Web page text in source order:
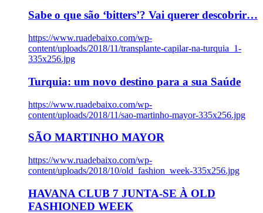
Sabe o que são ‘bitters’? Vai querer descobrir…
https://www.ruadebaixo.com/wp-
content/uploads/2018/11/transplante-capilar-na-turquia_1-
335x256.jpg
Turquia: um novo destino para a sua Saúde
https://www.ruadebaixo.com/wp-
content/uploads/2018/11/sao-martinho-mayor-335x256.jpg
SÃO MARTINHO MAYOR
https://www.ruadebaixo.com/wp-
content/uploads/2018/10/old_fashion_week-335x256.jpg
HAVANA CLUB 7 JUNTA-SE À OLD
FASHIONED WEEK